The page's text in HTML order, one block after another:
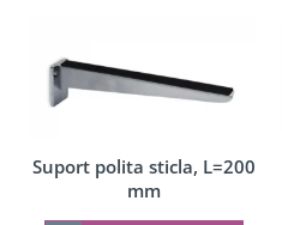
Suport polita sticla, L=200
mm